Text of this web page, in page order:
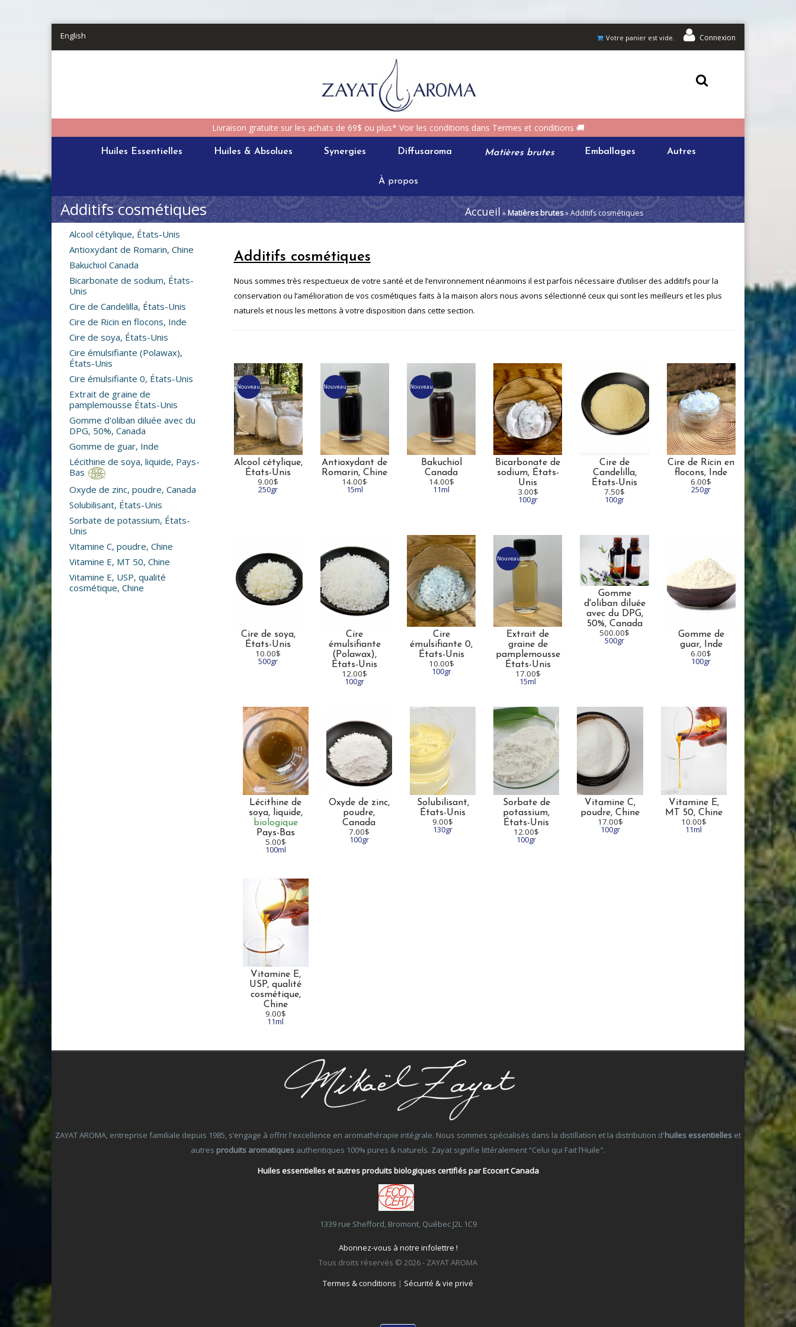
Aller au contenu principal
English Votre panier est vide. Connexion
Livraison gratuite sur les achats de 69$ ou plus* Voir les conditions dans Termes et conditions 🚚
Huiles Essentielles Huiles & Absolues Synergies Diffusaroma Matières brutes Emballages Autres
À propos
Additifs cosmétiques Accueil » Matières brutes» Additifs cosmétiques
Alcool cétylique, États-Unis
Antioxydant de Romarin, Chine
Bakuchiol Canada
Bicarbonate de sodium, États-
Unis
Cire de Candelilla, États-Unis
Cire de Ricin en flocons, Inde
Cire de soya, États-Unis
Cire émulsifiante (Polawax),
États-Unis
Cire émulsifiante 0, États-Unis
Extrait de graine de
pamplemousse États-Unis
Gomme d'oliban diluée avec du
DPG, 50%, Canada
Gomme de guar, Inde
Lécithine de soya, liquide, Pays-
Bas
Oxyde de zinc, poudre, Canada
Solubilisant, États-Unis
Sorbate de potassium, États-
Unis
Vitamine C, poudre, Chine
Vitamine E, MT 50, Chine
Vitamine E, USP, qualité
cosmétique, Chine
Additifs cosmétiques
Nous sommes très respectueux de votre santé et de l’environnement néanmoins il est parfois nécessaire d’utiliser des additifs pour la
conservation ou l’amélioration de vos cosmétiques faits à la maison alors nous avons sélectionné ceux qui sont les meilleurs et les plus
naturels et nous les mettons à votre disposition dans cette section.
Nouveau
Alcool cétylique,
États-Unis
9.00$
250gr
Nouveau
Antioxydant de
Romarin,Chine
14.00$
15ml
Nouveau
Bakuchiol
Canada
14.00$
11ml
Bicarbonate de
sodium, États-
Unis
3.00$
100gr
Cire de
Candelilla,
États-Unis
7.50$
100gr
Cire de Ricin en
flocons, Inde
6.00$
250gr
Cire de soya,
États-Unis
10.00$
500gr
Cire
émulsifiante
(Polawax),
États-Unis
12.00$
100gr
Cire
émulsifiante 0,
États-Unis
10.00$
100gr
Nouveau
Extrait de
graine de
pamplemousse
États-Unis
17.00$
15ml
Gomme
d'oliban diluée
avec du DPG,
50%, Canada
500.00$
500gr
Gomme de
guar, Inde
6.00$
100gr
Lécithine de
soya,
liquide,
biologique
Pays-Bas
5.00$
100ml
Oxyde de zinc,
poudre,
Canada
7.00$
100gr
Solubilisant,
États-Unis
9.00$
130gr
Sorbate de
potassium,
États-Unis
12.00$
100gr
Vitamine C,
poudre,Chine
17.00$
100gr
Vitamine E,
MT 50, Chine
10.00$
11ml
Vitamine E,
USP,qualité
cosmétique,
Chine
9.00$
11ml
ZAYAT AROMA, entreprise familiale depuis 1985, s’engage à offrir l'excellence en aromathérapie intégrale. Nous sommes spécialisés dans la distillation et la distribution d'huiles essentielles et
autres produits aromatiques authentiques 100% pures & naturels. Zayat signifie littéralement “Celui qui Fait l’Huile".
Huiles essentielles et autres produits biologiques certifiés par Ecocert Canada
1339 rue Shefford, Bromont, Québec J2L 1C9
Abonnez-vous à notre infolettre !
Tous droits réservés © 2026 - ZAYAT AROMA
Termes & conditions | Sécurité & vie privé